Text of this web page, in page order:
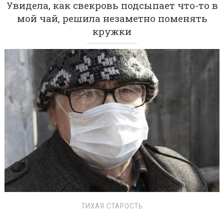
Увидела, как свекровь подсыпает что-то в
мой чай, решила незаметно поменять
кружки
ТИХАЯ СТАРОСТЬ